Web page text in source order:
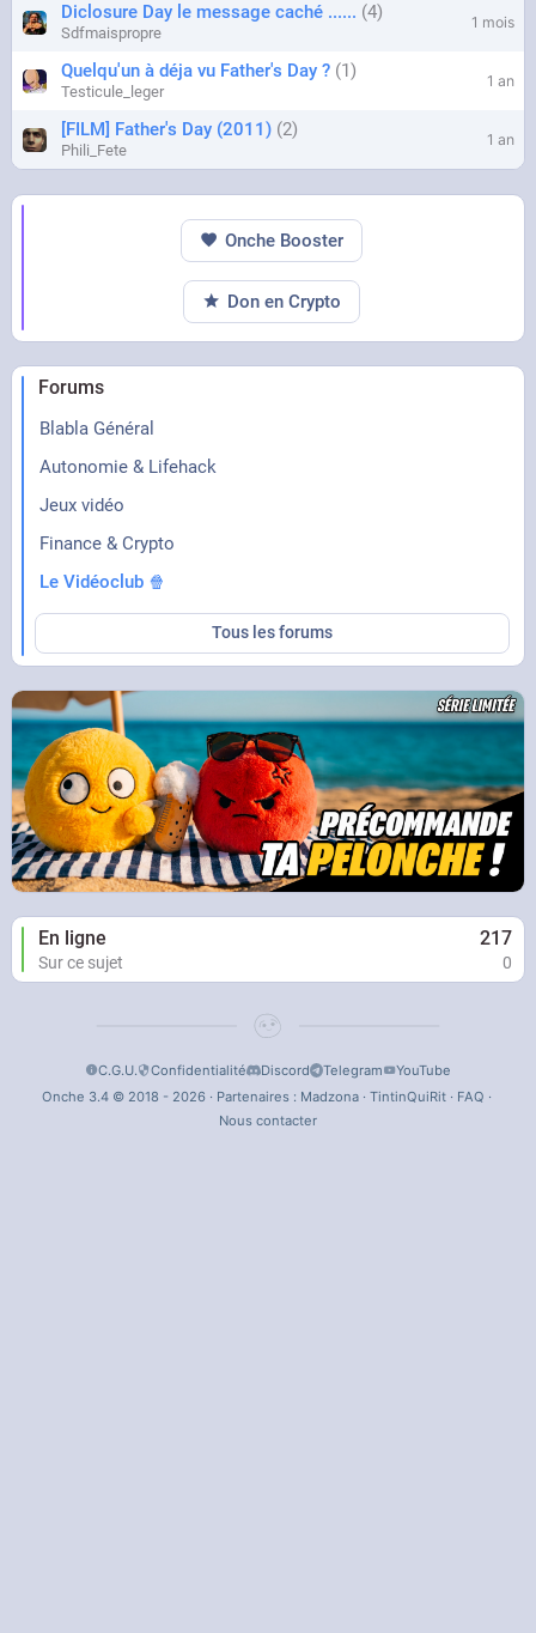
Sortie : 12 juin 2026
Ce film arrive au moment ou les dossiers UFO
sont progressivement déclassifiés.
croise les doigts pour que les aliens ne soient
pas des trans lesbienne LFisted.
Qui est ready ?
Diclosure Day le message caché ...... 4
Sdfmaispropre
1 mois
Quelqu'un à déja vu Father's Day ? 1
Testicule_leger
1 an
[FILM] Father's Day (2011) 2
Phili_Fete
1 an
Forums
Blabla Général
Autonomie & Lifehack
Jeux vidéo
Finance & Crypto
Le Vidéoclub 🍿
Tous les forums
En ligne 217
Sur ce sujet 0
Onche Booster
Don en Crypto
C.G.U. Confidentialité Discord Telegram
YouTube
Onche 3.4 © 2018 - 2026 · Partenaires : Madzona· TintinQuiRit· FAQ ·
Nous contacter